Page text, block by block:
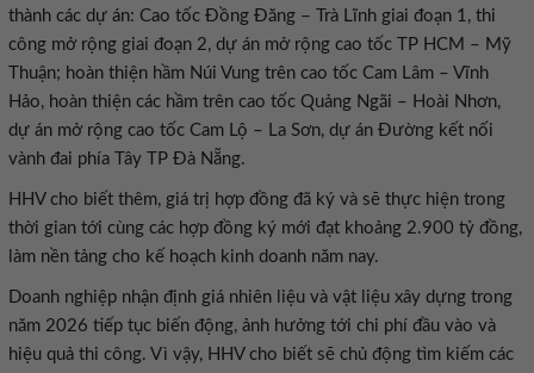
thành các dự án: Cao tốc Đồng Đăng – Trà Lĩnh giai đoạn 1, thi
công mở rộng giai đoạn 2, dự án mở rộng cao tốc TP HCM – Mỹ
Thuận; hoàn thiện hầm Núi Vung trên cao tốc Cam Lâm – Vĩnh
Hảo, hoàn thiện các hầm trên cao tốc Quảng Ngãi – Hoài Nhơn,
dự án mở rộng cao tốc Cam Lộ – La Sơn, dự án Đường kết nối
vành đai phía Tây TP Đà Nẵng.
HHV cho biết thêm, giá trị hợp đồng đã ký và sẽ thực hiện trong
thời gian tới cùng các hợp đồng ký mới đạt khoảng 2.900 tỷ đồng,
làm nền tảng cho kế hoạch kinh doanh năm nay.
Doanh nghiệp nhận định giá nhiên liệu và vật liệu xây dựng trong
năm 2026 tiếp tục biến động, ảnh hưởng tới chi phí đầu vào và
hiệu quả thi công. Vì vậy, HHV cho biết sẽ chủ động tìm kiếm các